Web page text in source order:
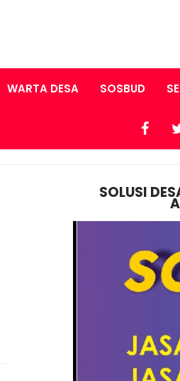
WARTA DESA SOSBUD
SOLUSI